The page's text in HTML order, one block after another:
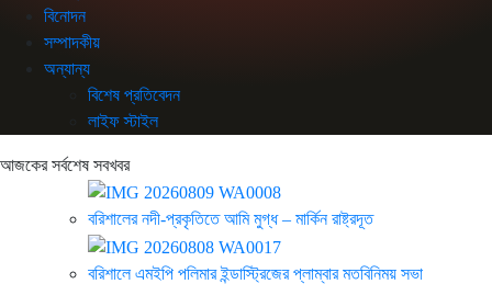
বিনোদন
সম্পাদকীয়
অন্যান্য
বিশেষ প্রতিবেদন
লাইফ স্টাইল
আজকের সর্বশেষ সবখবর
বরিশালের নদী-প্রকৃতিতে আমি মুগ্ধ – মার্কিন রাষ্ট্রদূত
বরিশালে এমইপি পলিমার ইন্ডাস্ট্রিজের প্লাম্বার মতবিনিময় সভা